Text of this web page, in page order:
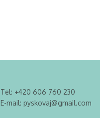
Tel: +420 606 760 230
E-mail: pyskovaj@gmail.com